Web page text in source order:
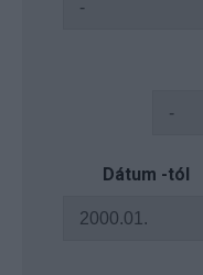
Dátum -tól